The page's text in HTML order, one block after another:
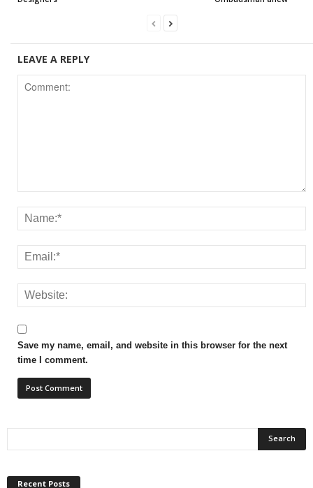
LEAVE A REPLY
Save my name, email, and website in this browser for the next
time I comment.
Recent Posts